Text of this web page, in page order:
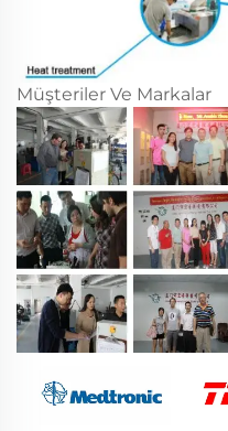
Müşteriler Ve Markalar